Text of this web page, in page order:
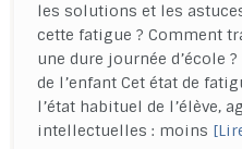
les solutions et les
cette fatigue ? Comment
une dure journée d’école
de l’enfant Cet état de
l’état habituel de l’élève,
intellectuelles : moins